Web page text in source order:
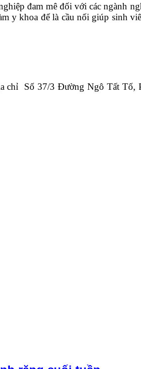
đam mê đối với các ngành
y khoa để là cầu nối giúp sinh
chỉ Số 37/3 Đường Ngô Tất